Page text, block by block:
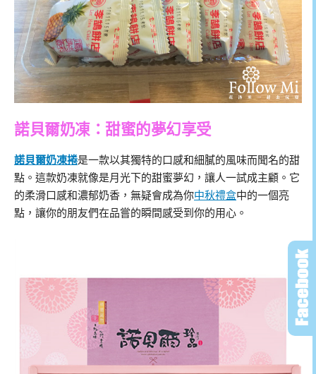
諾貝爾奶凍：甜蜜的夢幻享受
諾貝爾奶凍捲是一款以其獨特的口感和細膩的風味而聞名的甜
點。這款奶凍就像是月光下的甜蜜夢幻，讓人一試成主顧。它
的柔滑口感和濃郁奶香，無疑會成為你中秋禮盒中的一個亮
點，讓你的朋友們在品嘗的瞬間感受到你的用心。